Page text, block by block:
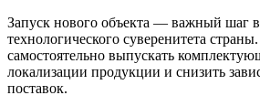
Запуск нового объекта — важный шаг
технологического суверенитета
самостоятельно выпускать
локализации продукции и снизить
поставок.